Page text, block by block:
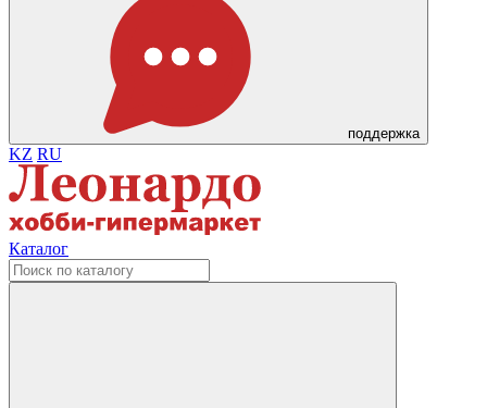
поддержка
KZ RU
Каталог